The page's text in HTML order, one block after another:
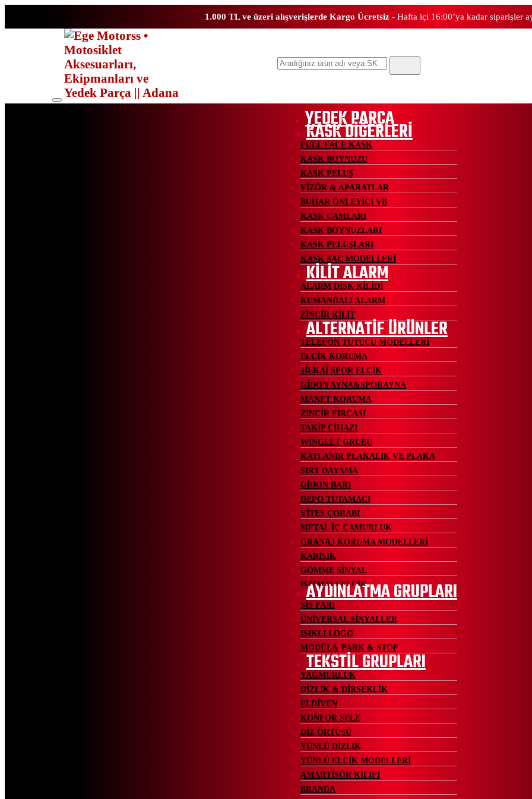
1.000 TL ve üzeri alışverişlerde Kargo Ücretsiz- Hafta içi 16:00’ya kadar siparişler
Toggle
Ara
YEDEK PARÇA
KASK DİĞERLERİ
FULL FACE KASK
KASK BOYNUZU
KASK PELUŞ
VİZÖR & APARATLAR
BUHAR ÖNLEYİCİ VB
KASK CAMLARI
KASK BOYNUZLARI
KASK PELUŞLARI
KASK SAÇ MODELLERİ
KİLİT ALARM
ALARM DİSK KİLİDİ
KUMANDALI ALARM
ZİNCİR KİLİT
ALTERNATİF ÜRÜNLER
TELEFON TUTUCU MODELLERİ
ELCİK KORUMA
JİEKAİ SPOR ELCİK
GİDON AYNA&SPORAYNA
MANET KORUMA
ZİNCİR FIRÇASI
TAKİP CİHAZI
WİNGLET GRUBU
KATLANIR PLAKALIK VE PLAKA
SIRT DAYAMA
GİDON BARI
DEPO TUTAMACI
VİTES ÇORABI
METAL İÇ ÇAMURLUK
GRANAJ KORUMA MODELLERİ
KARIŞIK
GÖMME SİNYAL
ISITMALI ELCİK
AYDINLATMA GRUPLARI
SİS FARI
ÜNİVERSAL SİNYALLER
IŞIKLI LOGO
MODÜL& PARK & STOP
TEKSTİL GRUPLARI
YAĞMURLUK
DİZLİK & DİRSEKLİK
ELDİVEN
KONFOR SELE
DİZ ÖRTÜSÜ
YÜNLÜ DİZLİK
YÜNLÜ ELCİK MODELLERİ
AMARTİSÖR KILIFI
BRANDA